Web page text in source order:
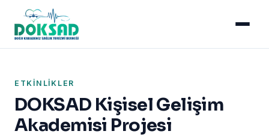
ETKINLIKLER
DOKSAD Kişisel Gelişim
Akademisi Projesi